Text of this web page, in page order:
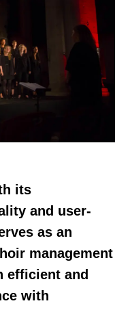
its
and user-
as an
management
efficient and
with